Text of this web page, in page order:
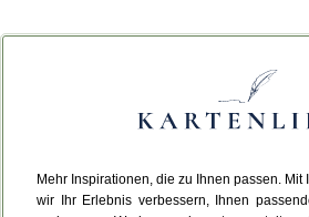
Mehr Inspirationen, die zu Ihnen passen. Mit
wir Ihr Erlebnis verbessern, Ihnen
Da ist etwas